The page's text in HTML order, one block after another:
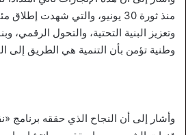
منذ ثورة 30 يونيو، والتي شهدت
وتعزيز البنية التحتية، والتحول الرقمي،
وطنية تؤمن بأن التنمية هي الطريق إلى
وأشار إلى أن النجاح الذي حققه